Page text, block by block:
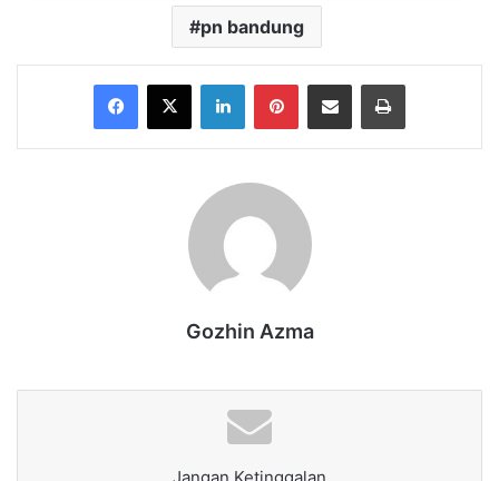
pn bandung
Facebook
X LinkedInPinterestShare via Email Print
Gozhin Azma